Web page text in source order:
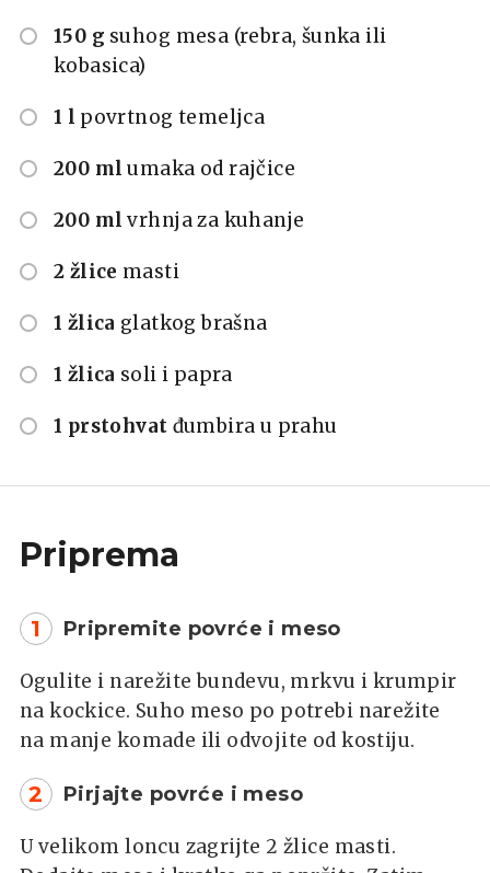
150 g suhog mesa (rebra, šunka ili
kobasica)
1 l povrtnog temeljca
200 ml umaka od rajčice
200 ml vrhnja za kuhanje
2 žlice masti
1 žlica glatkog brašna
1 žlica soli i papra
1 prstohvat đumbira u prahu
Priprema
1 Pripremite povrće i meso
Ogulite i narežite bundevu, mrkvu i krumpir
na kockice. Suho meso po potrebi narežite
na manje komade ili odvojite od kostiju.
2 Pirjajte povrće i meso
U velikom loncu zagrijte 2 žlice masti.